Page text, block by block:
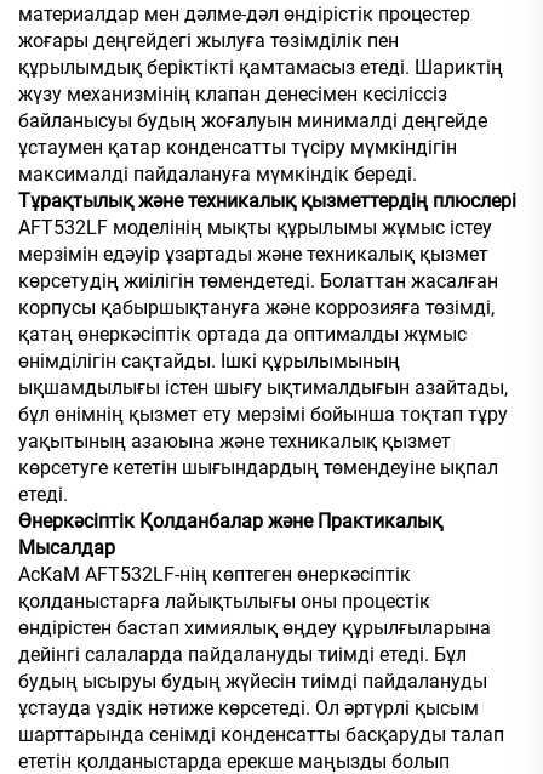
материалдар мен дәлме-дәл өндірістік процестер
жоғары деңгейдегі жылуға төзімділік пен
құрылымдық беріктікті қамтамасыз етеді. Шариктің
жүзу механизмінің клапан денесімен кесіліссіз
байланысуы будың жоғалуын минималді деңгейде
ұстаумен қатар конденсатты түсіру мүмкіндігін
максималді пайдалануға мүмкіндік береді.
Тұрақтылық және техникалық қызметтердің плюслері
AFT532LF моделінің мықты құрылымы жұмыс істеу
мерзімін едәуір ұзартады және техникалық қызмет
көрсетудің жиілігін төмендетеді. Болаттан жасалған
корпусы қабыршықтануға және коррозияға төзімді,
қатаң өнеркәсіптік ортада да оптималды жұмыс
өнімділігін сақтайды. Ішкі құрылымының
ықшамдылығы істен шығу ықтималдығын азайтады,
бұл өнімнің қызмет ету мерзімі бойынша тоқтап тұру
уақытының азаюына және техникалық қызмет
көрсетуге кететін шығындардың төмендеуіне ықпал
етеді.
Өнеркәсіптік Қолданбалар және Практикалық
Мысалдар
AcKaM AFT532LF-нің көптеген өнеркәсіптік
қолданыстарға лайықтылығы оны процестік
өндірістен бастап химиялық өңдеу құрылғыларына
дейінгі салаларда пайдалануды тиімді етеді. Бұл
будың ысыруы будың жүйесін тиімді пайдалануды
ұстауда үздік нәтиже көрсетеді. Ол әртүрлі қысым
шарттарында сенімді конденсатты басқаруды талап
ететін қолданыстарда ерекше маңызды болып